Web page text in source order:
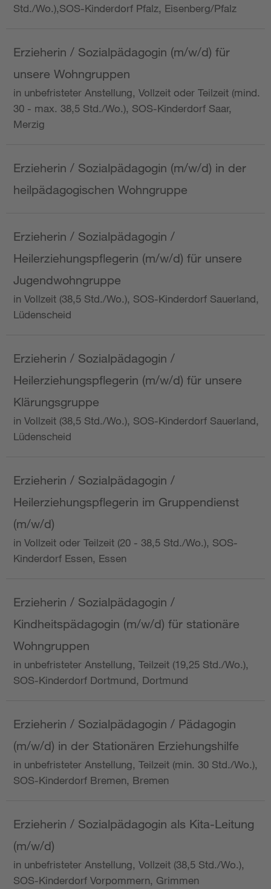
Std./Wo.),SOS-Kinderdorf Pfalz, Eisenberg/Pfalz
Erzieherin / Sozialpädagogin (m/w/d) für
unsere Wohngruppen
in unbefristeter Anstellung, Vollzeit oder Teilzeit (mind.
30 - max. 38,5 Std./Wo.), SOS-Kinderdorf Saar,
Merzig
Erzieherin / Sozialpädagogin (m/w/d) in der
heilpädagogischen Wohngruppe
Erzieherin / Sozialpädagogin /
Heilerziehungspflegerin (m/w/d) für unsere
Jugendwohngruppe
in Vollzeit (38,5 Std./Wo.), SOS-Kinderdorf Sauerland,
Lüdenscheid
Erzieherin / Sozialpädagogin /
Heilerziehungspflegerin (m/w/d) für unsere
Klärungsgruppe
in Vollzeit (38,5 Std./Wo.), SOS-Kinderdorf Sauerland,
Lüdenscheid
Erzieherin / Sozialpädagogin /
Heilerziehungspflegerin im Gruppendienst
(m/w/d)
in Vollzeit oder Teilzeit (20 - 38,5 Std./Wo.), SOS-
Kinderdorf Essen, Essen
Erzieherin / Sozialpädagogin /
Kindheitspädagogin (m/w/d) für stationäre
Wohngruppen
in unbefristeter Anstellung, Teilzeit (19,25 Std./Wo.),
SOS-Kinderdorf Dortmund, Dortmund
Erzieherin / Sozialpädagogin / Pädagogin
(m/w/d) in der Stationären Erziehungshilfe
in unbefristeter Anstellung, Teilzeit (min. 30 Std./Wo.),
SOS-Kinderdorf Bremen, Bremen
Erzieherin / Sozialpädagogin als Kita-Leitung
(m/w/d)
in unbefristeter Anstellung, Vollzeit (38,5 Std./Wo.),
SOS-Kinderdorf Vorpommern, Grimmen